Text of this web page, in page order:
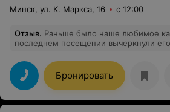
Минск, ул. К. Маркса, 16 с 12:00
Отзыв. Раньше было наше любимое
последнем посещении вычеркнули его
нет в наличии, даже чая. При посадке
2 блюда мы ждали 40 минут. И вкус
что раньше. Отвратительное качество
рекомендую.
Бронировать